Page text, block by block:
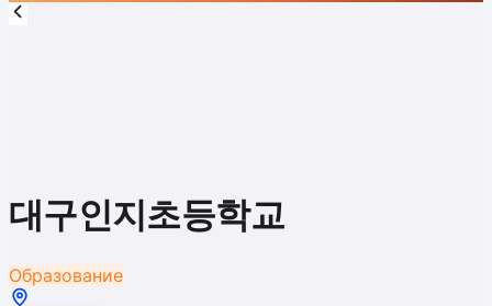
대구인지초등학교
Образование